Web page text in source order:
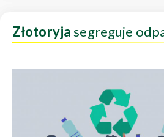
Złotoryjasegreguje